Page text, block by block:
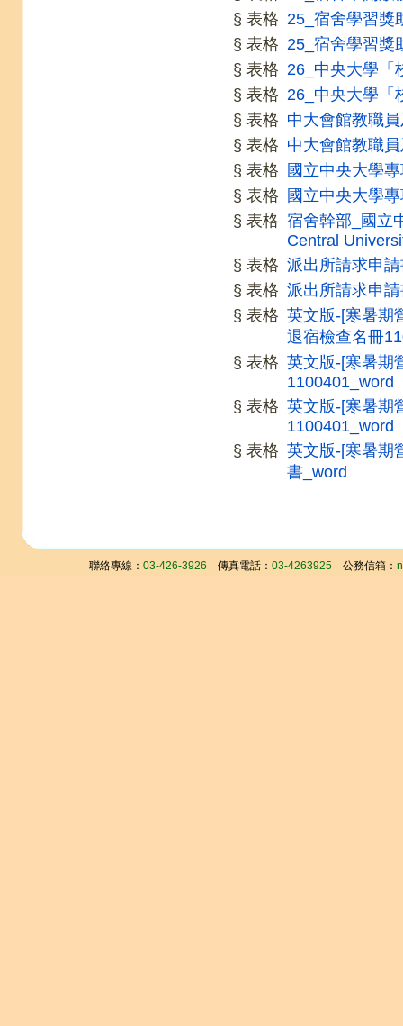
§ 表格 25_宿舍學習獎
§ 表格 25_宿舍學習獎
§ 表格 26_中央大學「
§ 表格 26_中央大學「
§ 表格 中大會館教職
§ 表格 中大會館教職
§ 表格
國立中央大學
§ 表格
國立中央大學
§ 表格 宿舍幹部_國立
Central
§ 表格 派出所請求申
§ 表格 派出所請求申
§ 表格 英文版-[寒暑期
退宿檢查名冊
§ 表格 英文版-[寒暑期
1100401_word
§ 表格 英文版-[寒暑期
1100401_word
§ 表格 英文版-[寒暑期
書_word
聯絡專線： 03-426-3926 傳真電話： 03-4263925 公務信箱：